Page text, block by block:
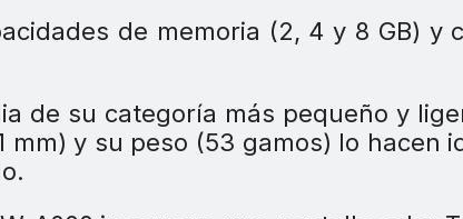
de memoria (2, 4 y 8 GB) y
de su categoría más pequeño y
y su peso (53 gamos) lo hacen